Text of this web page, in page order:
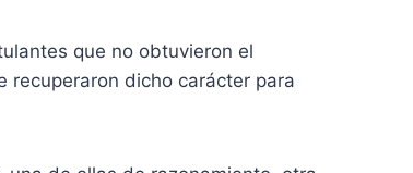
que no obtuvieron el
recuperaron dicho carácter para